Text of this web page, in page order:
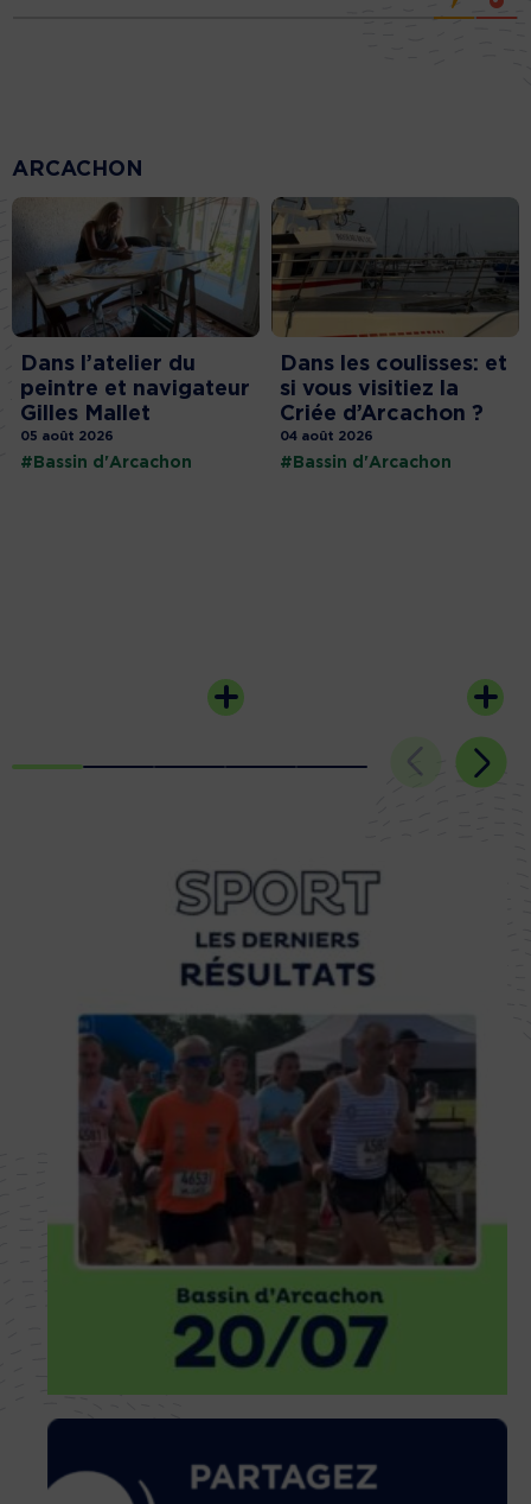
ARCACHON
Dans l’atelier du
peintre et navigateur
Gilles Mallet
05 août 2026
#Bassin d'Arcachon
Dans les coulisses: et
si vous visitiez la
Criée d’Arcachon ?
04 août 2026
#Bassin d'Arcachon